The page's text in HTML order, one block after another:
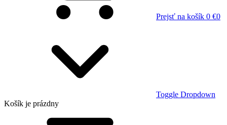
Prejsť na košík 0 €0
Toggle Dropdown
Košík je prázdny